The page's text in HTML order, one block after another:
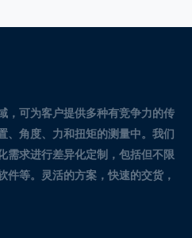
，可为客户提供多种有竞争力的传
、角度、力和扭矩的测量中。 我们
需求进行差异化定制，包括但不限
件等。灵活的方案，快速的交货，